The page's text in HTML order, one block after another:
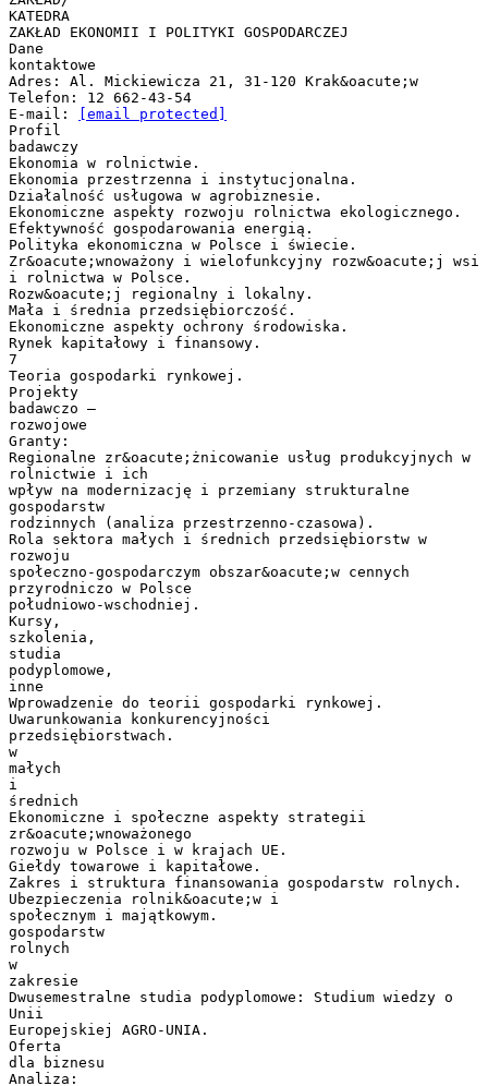
KATEDRA
ZAKŁAD EKONOMII I POLITYKI GOSPODARCZEJ
Dane
kontaktowe
Adres: Al. Mickiewicza 21, 31-120 Krak&oacute;w
Telefon: 12 662-43-54
E-mail:
[email protected]
Profil
badawczy
Ekonomia w rolnictwie.
Ekonomia przestrzenna i instytucjonalna.
Działalność usługowa w agrobiznesie.
Ekonomiczne aspekty rozwoju rolnictwa ekologicznego.
Efektywność gospodarowania energią.
Polityka ekonomiczna w Polsce i świecie.
Zr&oacute;wnoważony i wielofunkcyjny rozw&oacute;j wsi
i rolnictwa w Polsce.
Rozw&oacute;j regionalny i lokalny.
Mała i średnia przedsiębiorczość.
Ekonomiczne aspekty ochrony środowiska.
Rynek kapitałowy i finansowy.
7
Teoria gospodarki rynkowej.
Projekty
badawczo –
rozwojowe
Granty:
Regionalne zr&oacute;żnicowanie usług produkcyjnych w
rolnictwie i ich
wpływ na modernizację i przemiany strukturalne
gospodarstw
rodzinnych (analiza przestrzenno-czasowa).
Rola sektora małych i średnich przedsiębiorstw w
rozwoju
społeczno-gospodarczym obszar&oacute;w cennych
przyrodniczo w Polsce
południowo-wschodniej.
Kursy,
szkolenia,
studia
podyplomowe,
inne
Wprowadzenie do teorii gospodarki rynkowej.
Uwarunkowania konkurencyjności
przedsiębiorstwach.
w
małych
i
średnich
Ekonomiczne i społeczne aspekty strategii
zr&oacute;wnoważonego
rozwoju w Polsce i w krajach UE.
Giełdy towarowe i kapitałowe.
Zakres i struktura finansowania gospodarstw rolnych.
Ubezpieczenia rolnik&oacute;w i
społecznym i majątkowym.
gospodarstw
rolnych
w
zakresie
Dwusemestralne studia podyplomowe: Studium wiedzy o
Unii
Europejskiej AGRO-UNIA.
Oferta
dla biznesu
Analiza: